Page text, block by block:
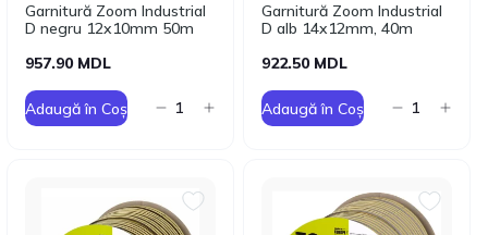
Garnitură Zoom Industrial
D negru 12x10mm 50m
957.90 MDL
Adaugă în Coș
Garnitură Zoom Industrial
D alb 14x12mm, 40m
922.50 MDL
Adaugă în Coș